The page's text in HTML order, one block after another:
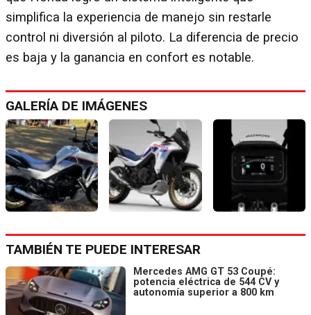
simplifica la experiencia de manejo sin restarle
control ni diversión al piloto. La diferencia de precio
es baja y la ganancia en confort es notable.
GALERÍA DE IMÁGENES
TAMBIÉN TE PUEDE INTERESAR
Mercedes AMG GT 53 Coupé:
potencia eléctrica de 544 CV y
autonomía superior a 800 km